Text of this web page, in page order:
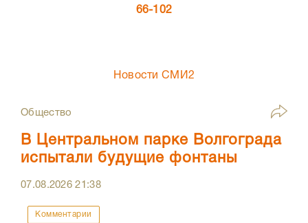
66-102
Новости СМИ2
Общество
В Центральном парке Волгограда
испытали будущие фонтаны
07.08.202621:38
Комментарии